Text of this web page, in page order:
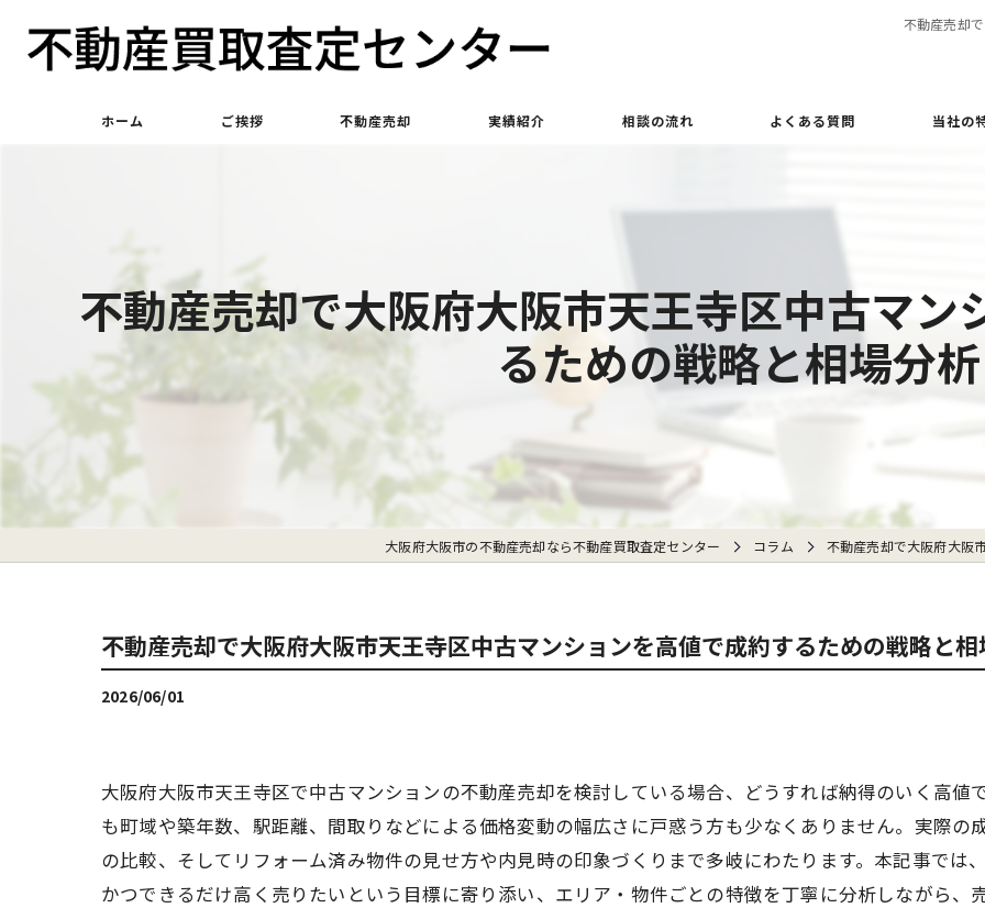
不動産売却
ホーム ご挨拶 不動産売却 実績紹介 相談の流れ よくある質問 当社の
土地
立ち退き
不動産売却で大阪府大阪市天王寺区中古マン
るための戦略と相場分析
大阪府大阪市の不動産売却なら不動産買取査定センター コラム 不動産売却で大阪府大阪
不動産売却で大阪府大阪市天王寺区中古マンションを高値で成約するための戦略と
2026/06/01
大阪府大阪市天王寺区で中古マンションの不動産売却を検討している場合、どうすれば納得のいく高
も町域や築年数、駅距離、間取りなどによる価格変動の幅広さに戸惑う方も少なくありません。実際
の比較、そしてリフォーム済み物件の見せ方や内見時の印象づくりまで多岐にわたります。本記事では
かつできるだけ高く売りたいという目標に寄り添い、エリア・物件ごとの特徴を丁寧に分析しながら